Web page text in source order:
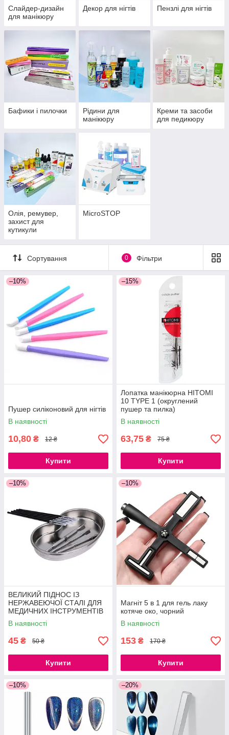
Слайдер-дизайн
для манікюру
Декор для нігтів Пензлі для нігтів
Бафики і пилочки
Рідини для
манікюру
Креми та засоби
для педикюру
Олія, ремувер,
захист для
кутикули
MicroSTOP
Сортування 0 Фільтри
–10%
Пушер силіконовий для нігтів
В наявності
10,80 ₴ 12 ₴
Купити
–15%
Лопатка манікюрна HITOMI
10 TYPE 1 (округлений
пушер та пилка)
В наявності
63,75 ₴ 75 ₴
Купити
–10%
ВЕЛИКИЙ ПІДНОС ІЗ
НЕРЖАВЕЮЧОЇ СТАЛІ ДЛЯ
МЕДИЧНИХ ІНСТРУМЕНТІВ
21СМ
В наявності
45 ₴ 50 ₴
Купити
–10%
Магніт 5 в 1 для гель лаку
котяче око, чорний
В наявності
153 ₴ 170 ₴
Купити
–10% –20%